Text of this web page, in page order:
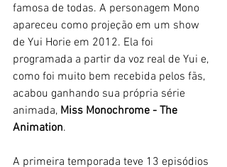
famosa de todas. A personagem Mono
apareceu como projeção em um show
de Yui Horie em 2012. Ela foi
programada a partir da voz real de Yui e,
como foi muito bem recebida pelos fãs,
acabou ganhando sua própria série
animada, Miss Monochrome - The
Animation.
A primeira temporada teve 13 episódios